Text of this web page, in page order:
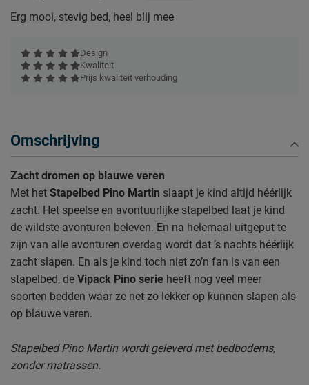
Erg mooi, stevig bed, heel blij mee
Design
Kwaliteit
Prijs kwaliteit verhouding
Omschrijving
Zacht dromen op blauwe veren
Met het Stapelbed Pino Martin slaapt je kind altijd héérlijk
zacht. Het speelse en avontuurlijke stapelbed laat je kind
de wildste avonturen beleven. En na helemaal uitgeput te
zijn van alle avonturen overdag wordt dat ’s nachts héérlijk
zacht slapen. En als je kind toch niet zo’n fan is van een
stapelbed, de Vipack Pino serie heeft nog veel meer
soorten bedden waar ze net zo lekker op kunnen slapen als
op blauwe veren.
Stapelbed Pino Martin wordt geleverd met bedbodems,
zonder matrassen.